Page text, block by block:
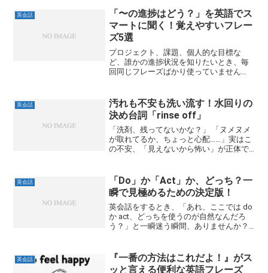
か評価が安定しています。流暢な英語を
話しているわけではな...
英会話
「〜の進捗はどう？」を英語でス
マートに聞く！覚えやすいフレー
ズ5選
プロジェクト、課題、個人的な目標な
ど、誰かの進捗状況を知りたいとき、毎
回同じフレーズばかり使っていません
ーズを覚えられないので…ですが、同じも
のばかり使っていると頭が硬...
英会話
汚れも不安も洗い流す！水回りの
決め台詞「rinse off」
「洗剤、残ってないかな？」 「ヌメヌメ
が取れてるか、ちょっと心配……」実はこ
の不安、「見えないから怖い」が正体で
どこか信用しきれない——。キッチンやお
風呂の掃除で、お...
英会話
「Do」か「Act」か、どっち？一
瞬で見極めるための決定版！
英会話をするとき、「あれ、ここでは do
か act、どっちを使うのが自然なんだろ
う？」と一瞬迷う瞬間、ありませんか？
のカギだと実感しています。こう言うと
言い過ぎで他に...
英会話
『一番の方法はこれだよ！』がス
ッと言える便利な英語フレーズ